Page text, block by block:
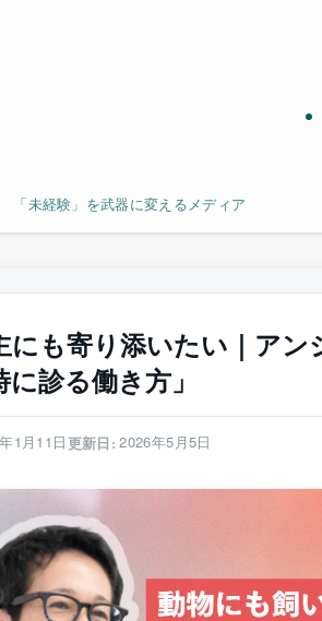
未経験」を武器に変えるメディア
にも寄り添いたい｜アン
に診る働き方」
1月11日 2026年5月5日